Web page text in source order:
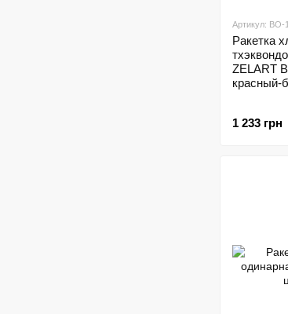
Артикул: BO-
Ракетка
ZELART
красный-
1 233 грн